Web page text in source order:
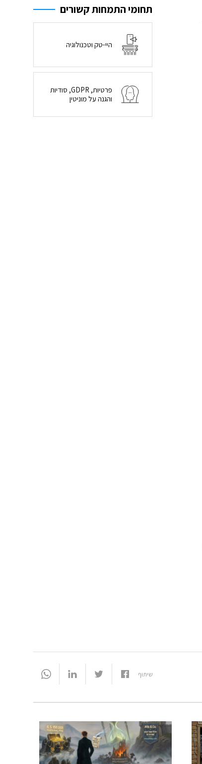
תחומי התמחות קשורים
היי-טק וטכנולוגיה
פרטיות, GDPR, סודיות
והגנה על מוניטין
שיתוף